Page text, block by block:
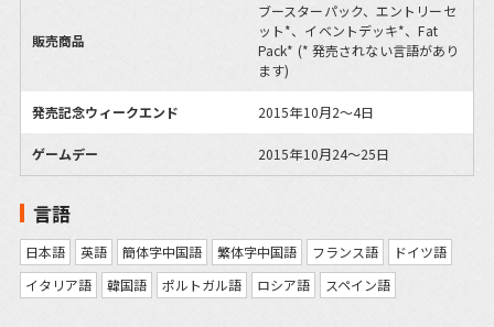
販売商品
ブースターパック、エントリーセ
ット*、イベントデッキ*、Fat
Pack* (* 発売されない言語があり
ます)
発売記念ウィークエンド 2015年10月2～4日
ゲームデー 2015年10月24～25日
言語
日本語 英語 簡体字中国語 繁体字中国語 フランス語
ドイツ語
イタリア語
韓国語 ポルトガル語 ロシア語 スペイン語